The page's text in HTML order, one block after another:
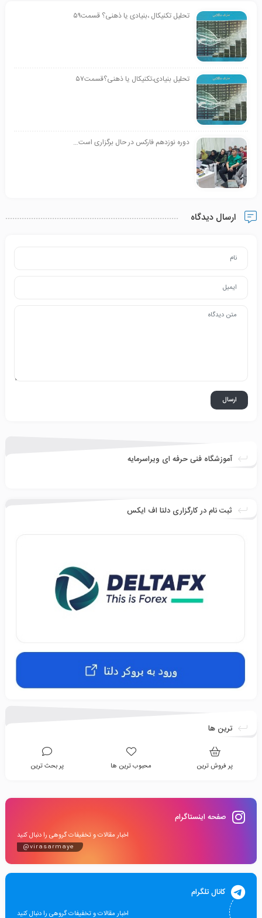
تحلیل تکنیکال ،بنیادی یا ذهنی؟ قسمت۵۹
تحلیل بنیادی،تکنیکال یا ذهنی؟قسمت۵۷
دوره نوزدهم فارکس در حال برگزاری است…
ارسال دیدگاه
آموزشگاه فنی حرفه ای ویراسرمایه
ثبت نام در کارگزاری دلتا اف ایکس
ترین ها
پر فروش ترین محبوب ترین ها پر بحث ترین
صفحه اینستاگرام
اخبار مقالات و تخفیفات گروهی را دنبال کنید
@virasarmaye
کانال تلگرام
اخبار مقالات و تخفیفات گروهی را دنبال کنید